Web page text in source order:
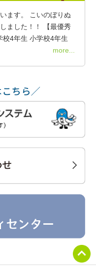
ます。 こいのぼりぬ
ました！！ 【最優秀
校4年生 小学校4年生
more...